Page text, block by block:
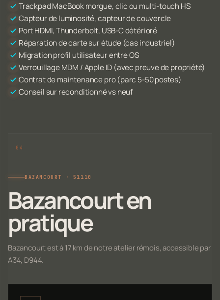
Trackpad MacBook morgue, clic ou multi-touch HS
Capteur de luminosité, capteur de couvercle
Port HDMI, Thunderbolt, USB-C détérioré
Réparation de carte sur étude (cas industriel)
Migration profil utilisateur entre OS
Verrouillage MDM / Apple ID (avec preuve de propriété)
Contrat de maintenance pro (parc 5-50 postes)
Conseil sur reconditionné vs neuf
BAZANCOURT · 51110
Bazancourt en
pratique
Bazancourt est à 17 km de notre atelier rémois, accessible par
A34, D944.